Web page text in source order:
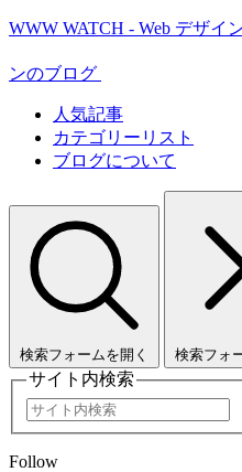
WWW WATCH - Web デザイ
ンのブログ
人気記事
カテゴリーリスト
ブログについて
検索フォームを開く 検索フォ
サイト内検索
Follow